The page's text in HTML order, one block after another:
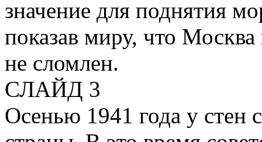
значение для поднятия
показав миру, что
не сломлен.
СЛАЙД 3
Осенью 1941 года у стен